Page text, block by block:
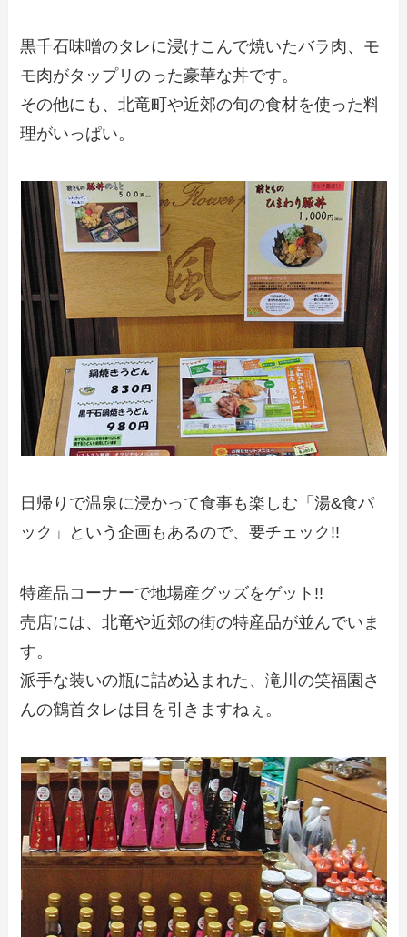
黒千石味噌のタレに浸けこんで焼いたバラ肉、モ
モ肉がタップリのった豪華な丼です。
その他にも、北竜町や近郊の旬の食材を使った料
理がいっぱい。
日帰りで温泉に浸かって食事も楽しむ「湯&食パ
ック」という企画もあるので、要チェック!!
特産品コーナーで地場産グッズをゲット!!
売店には、北竜や近郊の街の特産品が並んでいま
す。
派手な装いの瓶に詰め込まれた、滝川の笑福園さ
んの鶴首タレは目を引きますねぇ。